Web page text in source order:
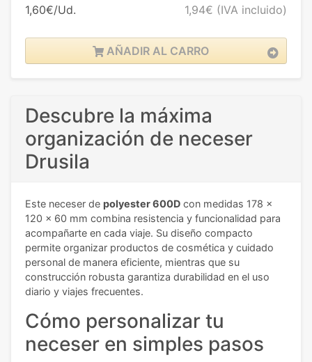
1,60€/Ud. 1,94€ (IVA incluido)
AÑADIR AL CARRO
Descubre la máxima
organización de neceser
Drusila
Este neceser de polyester 600D con medidas 178 x
120 x 60 mm combina resistencia y funcionalidad para
acompañarte en cada viaje. Su diseño compacto
permite organizar productos de cosmética y cuidado
personal de manera eficiente, mientras que su
construcción robusta garantiza durabilidad en el uso
diario y viajes frecuentes.
Cómo personalizar tu
neceser en simples pasos